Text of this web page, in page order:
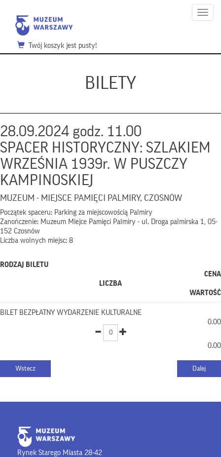
Menu
Twój koszyk jest pusty!
BILETY
28.09.2024 godz. 11.00
SPACER HISTORYCZNY: SZLAKIEM
WRZEŚNIA 1939r. W PUSZCZY
KAMPINOSKIEJ
MUZEUM - MIEJSCE PAMIĘCI PALMIRY, CZOSNÓW
Początek spaceru: Parking za miejscowością Palmiry
Zanończenie: Muzeum Miejce Pamięci Palmiry - ul. Droga palmirska 1, 05-
152 Czosnów
Liczba wolnych miejsc: 8
RODZAJ BILETU
CENA
LICZBA
WARTOŚĆ
BILET BEZPŁATNY WYDARZENIE KULTURALNE
0.00
0.00
Rynek Starego Miasta 28-42